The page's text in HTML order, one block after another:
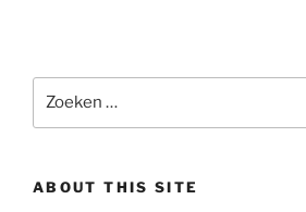
naar:
ABOUT THIS SITE